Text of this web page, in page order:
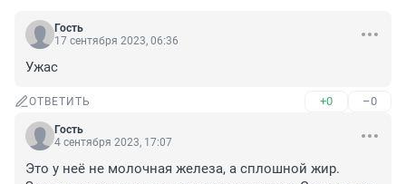
Гость
17 сентября 2023, 06:36
Ужас
ОТВЕТИТЬ +0 –0
Гость
4 сентября 2023, 17:07
Это у неё не молочная железа, а сплошной жир.